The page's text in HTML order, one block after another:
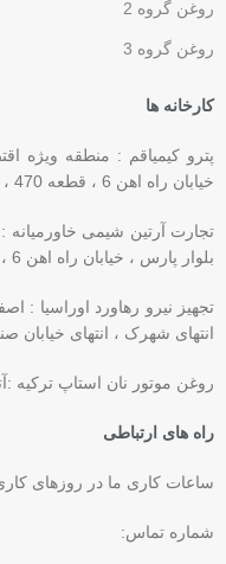
روغن گروه 2
روغن گروه 3
کارخانه ها
پترو کیمیاقم : منطقه ویژه
خیابان راه اهن 6 ، قطعه 470 ، کد 30
تجارت آرتین شیمی خاورمیانه
بلوار پارس ، خیابان راه اهن 6 ، قطعه 470 ، کد 30
تجهیز نیرو رهاورد اوراسیا :
انتهای شهرک ، انتهای خیابان
روغن موتور نان استاپ ترکیه :آتاکوی ۷-۸-۹ -۱۰ کیسیم محله
راه های ارتباطی
ساعات کاری ما در روزهای کاری از ساعت 8 صبح
شماره تماس: